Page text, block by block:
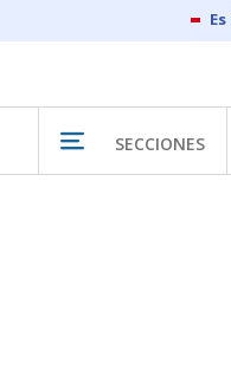
SECCIONES